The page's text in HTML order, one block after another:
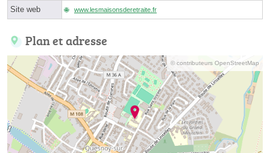
Site web www.lesmaisonsderetraite.fr
Plan et adresse
© contributeurs OpenStreetMap